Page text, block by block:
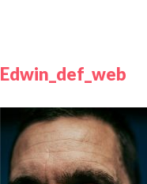
Edwin_def_web